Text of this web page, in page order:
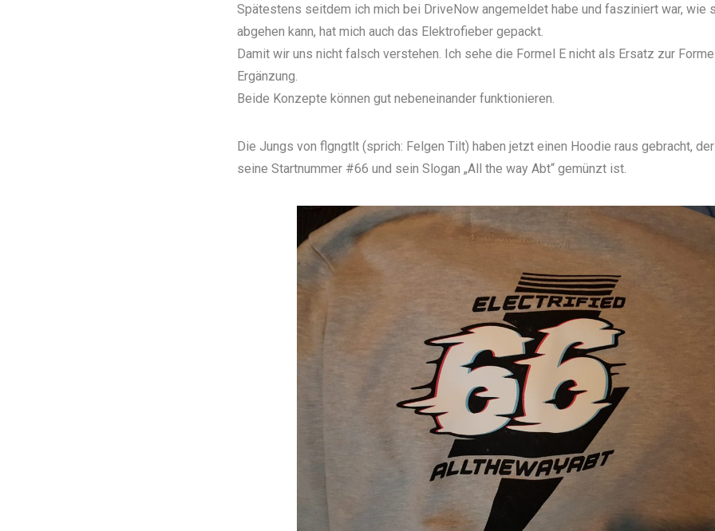
Spätestens seitdem ich mich bei DriveNow angemeldet habe und fasziniert war, wie
abgehen kann, hat mich auch das Elektrofieber gepackt.
Damit wir uns nicht falsch verstehen. Ich sehe die Formel E nicht als Ersatz zur
Ergänzung.
Beide Konzepte können gut nebeneinander funktionieren.
Die Jungs von flgngtlt (sprich: Felgen Tilt) haben jetzt einen Hoodie raus gebracht,
seine Startnummer #66 und sein Slogan „All the way Abt“ gemünzt ist.